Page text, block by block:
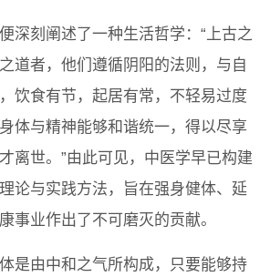
深刻阐述了一种生活哲学：“上古之
道者，他们遵循阴阳的法则，与自
饮食有节，起居有常，不轻易过度
体与精神能够和谐统一，得以尽享
离世。”由此可见，中医学早已构建
论与实践方法，旨在强身健体、延
事业作出了不可磨灭的贡献。
是由中和之气所构成，只要能够持